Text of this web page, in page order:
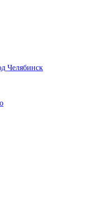
Челябинск